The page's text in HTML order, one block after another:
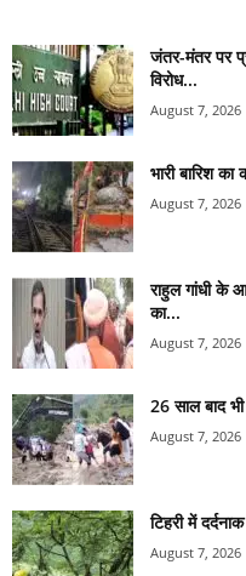
जंतर-मंतर पर
विरोध...
August 7, 2026
भारी बारिश का
August 7, 2026
राहुल गांधी के
का...
August 7, 2026
26 साल बाद भी
August 7, 2026
टिहरी में
August 7, 2026